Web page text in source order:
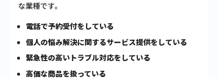
な業種です。
電話で予約受付をしている
個人の悩み解決に関するサービス提供をしている
緊急性の高いトラブル対応をしている
高価な商品を扱っている